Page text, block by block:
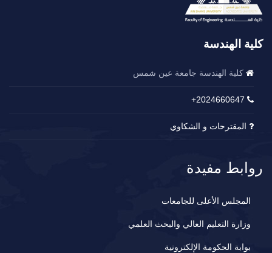
كلية الهندسة
كلية الهندسة جامعة عين شمس
2024660647+
المقترحات و الشكاوي
روابط مفيدة
المجلس الأعلى للجامعات
وزارة التعليم العالي والبحث العلمي
بوابة الحكومة الإلكترونية